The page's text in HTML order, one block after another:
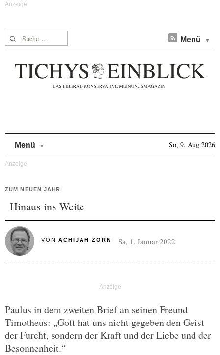
Suche nach: Menü
Menü So, 9. Aug 2026
ZUM NEUEN JAHR
Hinaus ins Weite
VON ACHIJAH ZORN Sa, 1. Januar 2022
Paulus in dem zweiten Brief an seinen Freund
Timotheus: „Gott hat uns nicht gegeben den Geist
der Furcht, sondern der Kraft und der Liebe und der
Besonnenheit.“